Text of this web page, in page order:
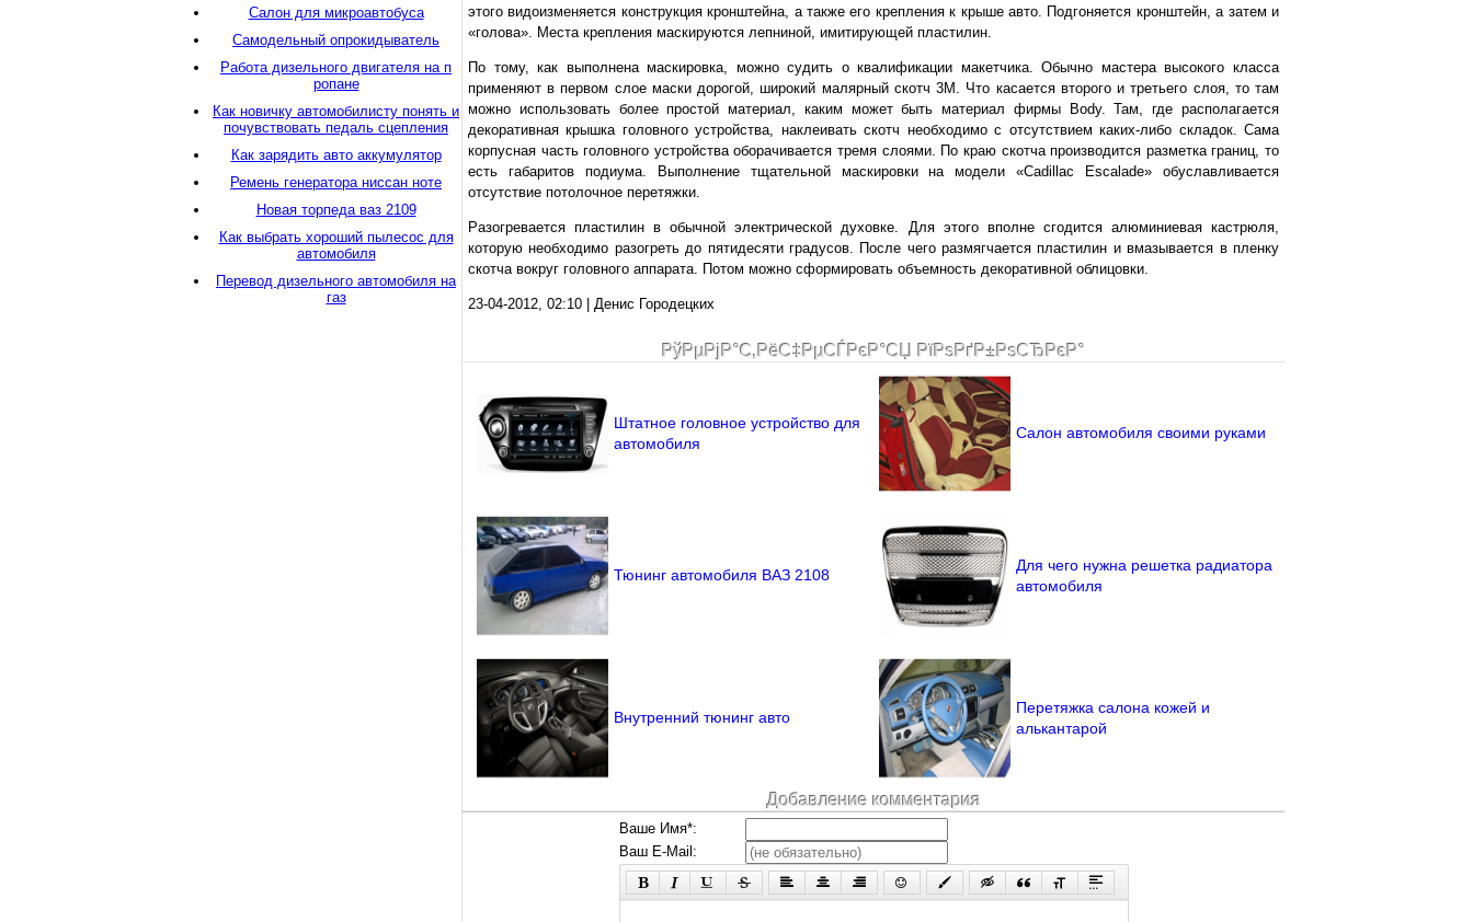
этого видоизменяется конструкция кронштейна, а также его крепления к крыше авто. Подгоняется кронштейн, а затем и
«голова». Места крепления маскируются лепниной, имитирующей пластилин.
По тому, как выполнена маскировка, можно судить о квалификации макетчика. Обычно мастера высокого класса
применяют в первом слое маски дорогой, широкий малярный скотч 3М. Что касается второго и третьего слоя, то там
можно использовать более простой материал, каким может быть материал фирмы Body. Там, где располагается
декоративная крышка головного устройства, наклеивать скотч необходимо с отсутствием каких-либо складок. Сама
корпусная часть головного устройства оборачивается тремя слоями. По краю скотча производится разметка границ, то
есть габаритов подиума. Выполнение тщательной маскировки на модели «Cadillac Escalade» обуславливается
отсутствие потолочное перетяжки.
Разогревается пластилин в обычной электрической духовке. Для этого вполне сгодится алюминиевая кастрюля,
которую необходимо разогреть до пятидесяти градусов. После чего размягчается пластилин и вмазывается в пленку
скотча вокруг головного аппарата. Потом можно сформировать объемность декоративной облицовки.
23-04-2012, 02:10 | Денис Городецких
РўРµРјР°С‚РёС‡РµСЃРєР°СЏ РїРѕРґР±РѕСЂРєР°
Штатное головное устройство для
автомобиля
Салон автомобиля своими руками
Тюнинг автомобиля ВАЗ 2108
Для чего нужна решетка радиатора
автомобиля
Внутренний тюнинг авто
Перетяжка салона кожей и
алькантарой
Добавление комментария
Ваше Имя*:
Ваш E-Mail:
Салон для микроавтобуса
Самодельный опрокидыватель
Работа дизельного двигателя на п
ропане
Как новичку автомобилисту понять и
почувствовать педаль сцепления
Как зарядить авто аккумулятор
Ремень генератора ниссан ноте
Новая торпеда ваз 2109
Как выбрать хороший пылесос для
автомобиля
Перевод дизельного автомобиля на
газ